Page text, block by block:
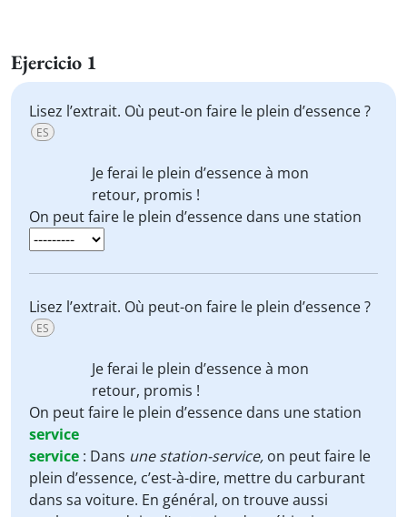
Ejercicio 1
Lisez l’extrait. Où peut-on faire le plein d’essence ?
ES
Jeferai le plein d’essenceà mon
retour, promis !
On peut faire le plein d’essence dans une station
Lisez l’extrait. Où peut-on faire le plein d’essence ?
ES
Jeferai le plein d’essenceà mon
retour, promis !
On peut faire le plein d’essence dans une station
service
service : Dans une station-service, on peut faire le
plein d’essence, c’est-à-dire, mettre du carburant
dans sa voiture. En général, on trouve aussi